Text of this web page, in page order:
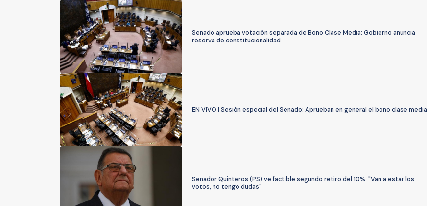
Senado aprueba votación separada de Bono Clase Media: Gobierno anuncia
reserva de constitucionalidad
EN VIVO | Sesión especial del Senado: Aprueban en general el bono clase media
Senador Quinteros (PS) ve factible segundo retiro del 10%: "Van a estar los
votos, no tengo dudas"